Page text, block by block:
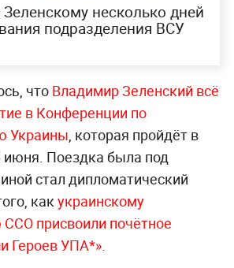
несколько дней
подразделения ВСУ
что Владимир Зеленский всё
в Конференции по
Украины , которая пройдёт в
июня. Поездка была под
стал дипломатический
как украинскому
присвоили почётное
Героев УПА*».